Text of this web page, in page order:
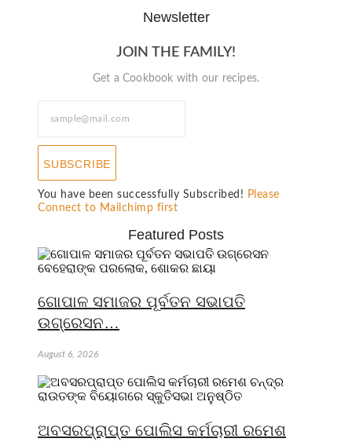
Newsletter
JOIN THE FAMILY!
Get a Cookbook with our recipes.
SUBSCRIBE
You have been successfully Subscribed! Please
Connect to Mailchimp first
Featured Posts
ଗୋପାଳ ସମାଜର ପୂର୍ବତନ ସଭାପତି
ଉଗ୍ରେସନ…
August 6, 2026
ଅବସରପ୍ରାପ୍ତ ପୋଲିସ କର୍ମଚାରୀ ରମେଶ